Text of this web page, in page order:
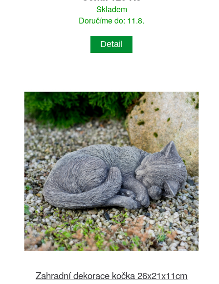
Skladem
Doručíme do: 11.8.
Detail
Zahradní dekorace kočka 26x21x11cm